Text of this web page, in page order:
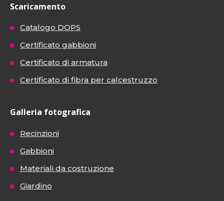
Scaricamento
Catalogo DOPS
Certificato gabbioni
Certificato di armatura
Certificato di fibra per calcestruzzo
Galleria fotografica
Recinzioni
Gabbioni
Materiali da costruzione
Giardino